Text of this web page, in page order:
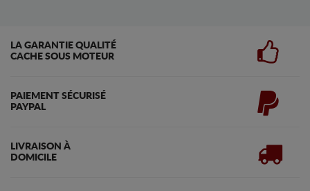
LA GARANTIE QUALITÉ
CACHE SOUS MOTEUR
PAIEMENT SÉCURISÉ
PAYPAL
LIVRAISON À
DOMICILE